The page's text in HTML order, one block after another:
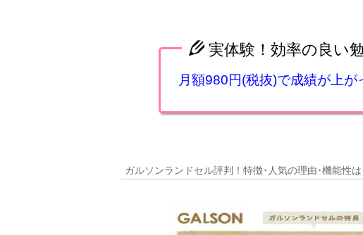
実体験！効率の良い
月額980円(税抜)で成績が上
ガルソンランドセル評判！特徴･人気の理由･機能性は